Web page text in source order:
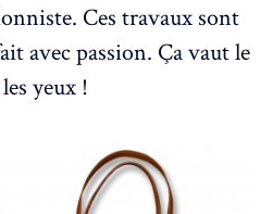
Ces travaux sont
avec passion. Ça vaut le
yeux !